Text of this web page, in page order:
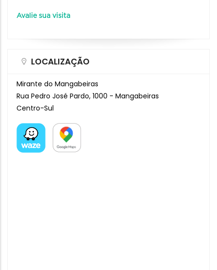
Avalie sua visita
LOCALIZAÇÃO
Mirante do Mangabeiras
Rua Pedro José Pardo, 1000 - Mangabeiras
Centro-Sul